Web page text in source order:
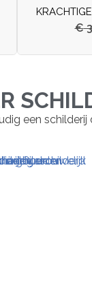
€
een schilderij